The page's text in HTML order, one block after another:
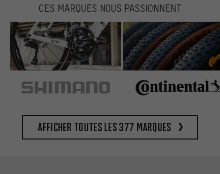
CES MARQUES NOUS PASSIONNENT
Afficher toutes les 377 marques